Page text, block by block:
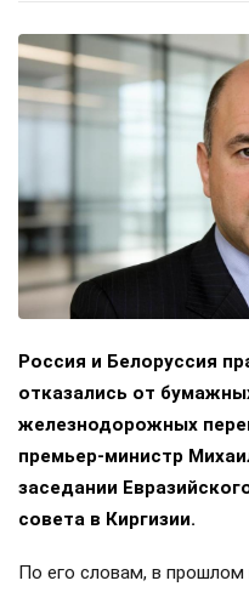
Россия и Белоруссия
отказались от
железнодорожных
премьер-министр
заседании
совета в Киргизии.
По его словам, в прошлом